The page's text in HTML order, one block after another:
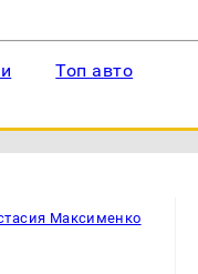
Топ авто
Максименко